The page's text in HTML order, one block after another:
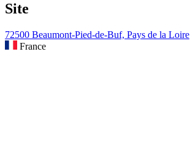
Site
72500 Beaumont-Pied-de-Buf, Pays de la Loire
France